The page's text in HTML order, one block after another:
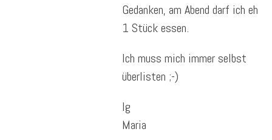
Gedanken, am Abend darf ich eh
1 Stück essen.
Ich muss mich immer selbst
überlisten ;-)
lg
Maria